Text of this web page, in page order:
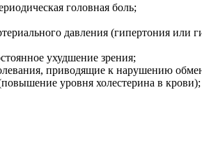
головная боль;
давления (гипертония или
ухудшение зрения;
приводящие к нарушению
уровня холестерина в крови);